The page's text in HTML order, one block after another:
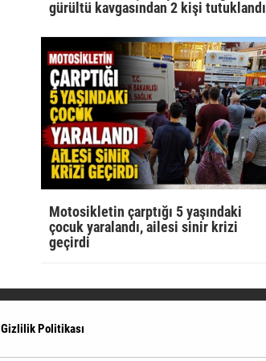
gürültü kavgasından 2 kişi tutuklandı
Motosikletin çarptığı 5 yaşındaki
çocuk yaralandı, ailesi sinir krizi
geçirdi
Gizlilik Politikası